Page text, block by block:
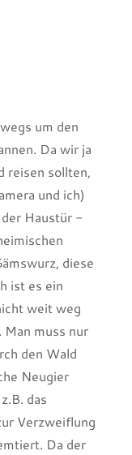
um den
Da wir ja
reisen sollten,
und ich)
Haustür -
diese
ist es ein
weit weg
muss nur
den Wald
Neugier
das
Verzweiflung
Da der